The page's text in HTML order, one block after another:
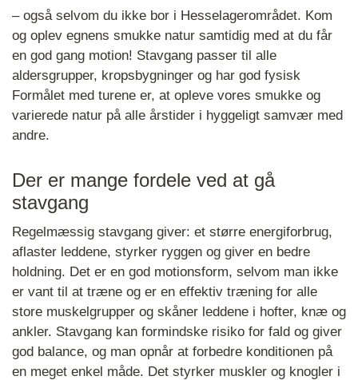
– også selvom du ikke bor i Hesselagerområdet. Kom
og oplev egnens smukke natur samtidig med at du får
en god gang motion! Stavgang passer til alle
aldersgrupper, kropsbygninger og har god fysisk
Formålet med turene er, at opleve vores smukke og
varierede natur på alle årstider i hyggeligt samvær med
andre.
Der er mange fordele ved at gå
stavgang
Regelmæssig stavgang giver: et større energiforbrug,
aflaster leddene, styrker ryggen og giver en bedre
holdning. Det er en god motionsform, selvom man ikke
er vant til at træne og er en effektiv træning for alle
store muskelgrupper og skåner leddene i hofter, knæ og
ankler. Stavgang kan formindske risiko for fald og giver
god balance, og man opnår at forbedre konditionen på
en meget enkel måde. Det styrker muskler og knogler i